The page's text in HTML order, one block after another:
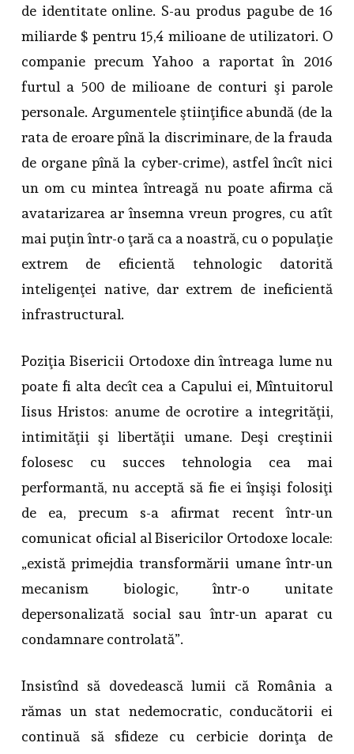
de identitate online. S-au produs pagube de 16
miliarde $ pentru 15,4 milioane de utilizatori. O
companie precum Yahoo a raportat în 2016
furtul a 500 de milioane de conturi şi parole
personale. Argumentele ştiinţifice abundă (de la
rata de eroare pînă la discriminare, de la frauda
de organe pînă la cyber-crime), astfel încît nici
un om cu mintea întreagă nu poate afirma că
avatarizarea ar însemna vreun progres, cu atît
mai puţin într-o ţară ca a noastră, cu o populaţie
extrem de eficientă tehnologic datorită
inteligenţei native, dar extrem de ineficientă
infrastructural.
Poziţia Bisericii Ortodoxe din întreaga lume nu
poate fi alta decît cea a Capului ei, Mîntuitorul
Iisus Hristos: anume de ocrotire a integrităţii,
intimităţii şi libertăţii umane. Deşi creştinii
folosesc cu succes tehnologia cea mai
performantă, nu acceptă să fie ei înşişi folosiţi
de ea, precum s-a afirmat recent într-un
comunicat oficial al Bisericilor Ortodoxe locale:
„există primejdia transformării umane într-un
mecanism biologic, într-o unitate
depersonalizată social sau într-un aparat cu
condamnare controlată”.
Insistînd să dovedească lumii că România a
rămas un stat nedemocratic, conducătorii ei
continuă să sfideze cu cerbicie dorinţa de